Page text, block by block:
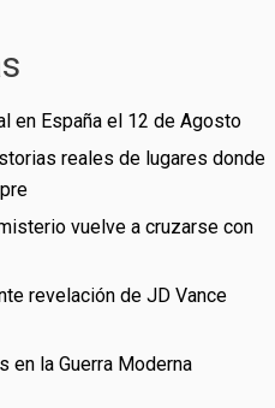
en España el 12 de Agosto
reales de lugares donde
vuelve a cruzarse con
revelación de JD Vance
en la Guerra Moderna